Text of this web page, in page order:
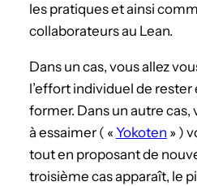
les pratiques et ainsi
collaborateurs au Lean.
Dans un cas, vous allez
l’effort individuel de rester
former. Dans un autre
à essaimer ( « Yokoten » )
tout en proposant de
troisième cas apparaît, le